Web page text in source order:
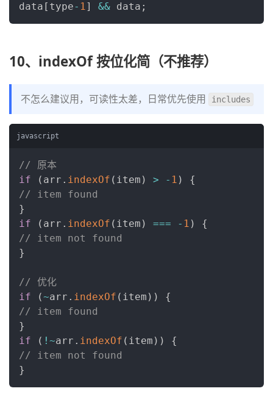
data [ type- 1] && data ;
10、indexOf 按位化简（不推荐）
不怎么建议用，可读性太差，日常优先使用 includes
javascript
// 原本
if
( arr . indexOf ( item ) > - 1 )
{
// item found
}
if
( arr . indexOf ( item ) === - 1 )
{
// item not found
}
// 优化
if
(~arr . indexOf ( item ) )
{
// item found
}
if
( ! ~arr . indexOf ( item ) )
{
// item not found
}